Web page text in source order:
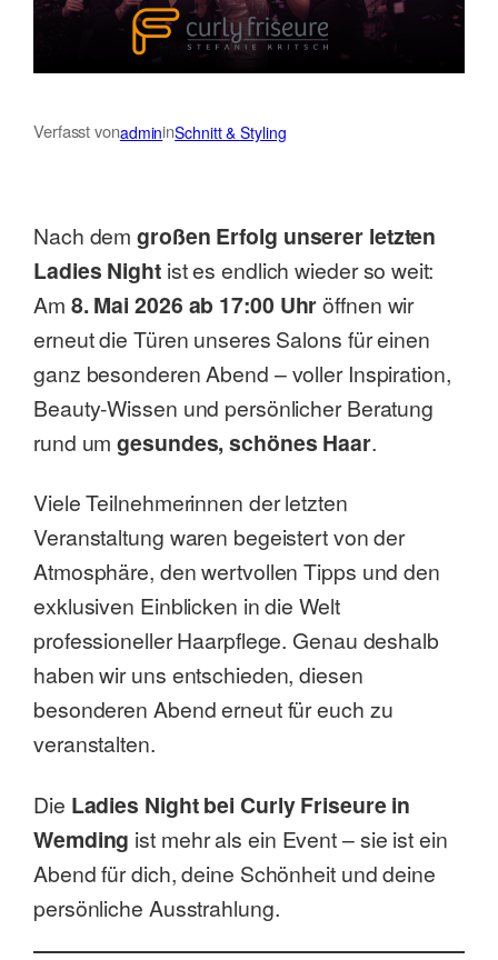
Verfasst vonadmininSchnitt & Styling
Nach demgroßen Erfolg unserer letzten
Ladies Nightist es endlich wieder so weit:
Am 8. Mai 2026 ab 17:00 Uhröffnen wir
erneut die Türen unseres Salons für einen
ganz besonderen Abend – voller Inspiration,
Beauty-Wissen und persönlicher Beratung
rund umgesundes, schönes Haar.
Viele Teilnehmerinnen der letzten
Veranstaltung waren begeistert von der
Atmosphäre, den wertvollen Tipps und den
exklusiven Einblicken in die Welt
professioneller Haarpflege. Genau deshalb
haben wir uns entschieden, diesen
besonderen Abend erneut für euch zu
veranstalten.
Die Ladies Night bei Curly Friseure in
Wemding ist mehr als ein Event – sie ist ein
Abend für dich, deine Schönheit und deine
persönliche Ausstrahlung.